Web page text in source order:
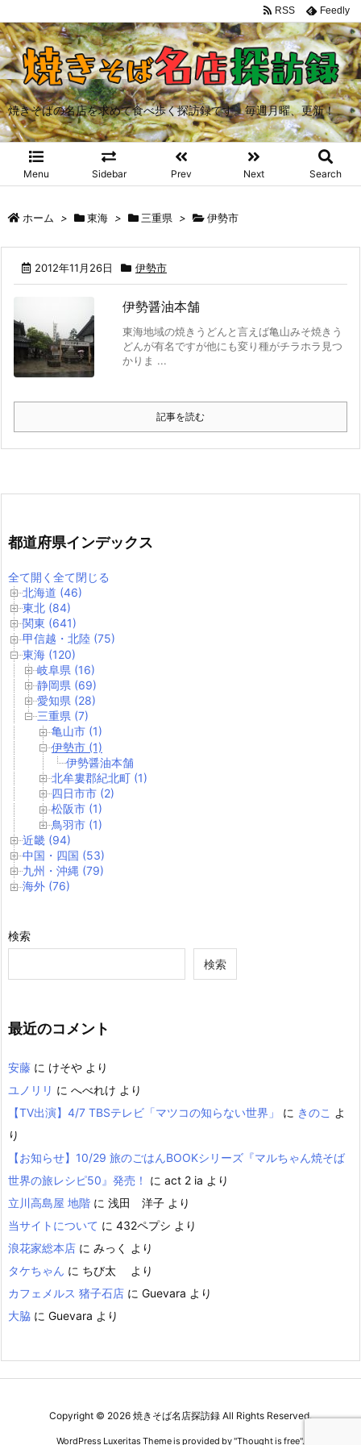
焼きそばの名店を求めて食べ歩く探訪録です。毎週月曜、更新！
Menu Sidebar Prev Next Search
RSS Feedly
ホーム > 東海 > 三重県 > 伊勢市
2012年11月26日 伊勢市
伊勢醤油本舗
東海地域の焼きうどんと言えば亀山みそ焼きう
どんが有名ですが他にも変り種がチラホラ見つ
かりま ...
記事を読む
都道府県インデックス
全て開く 全て閉じる
北海道 (46)
東北 (84)
関東 (641)
甲信越・北陸 (75)
東海 (120)
岐阜県 (16)
静岡県 (69)
愛知県 (28)
三重県 (7)
亀山市 (1)
伊勢市 (1)
伊勢醤油本舗
北牟婁郡紀北町 (1)
四日市市 (2)
松阪市 (1)
鳥羽市 (1)
近畿 (94)
中国・四国 (53)
九州・沖縄 (79)
海外 (76)
検索
検索
最近のコメント
安藤 に けそや より
ユノリリ に へべれけ より
【TV出演】4/7 TBSテレビ「マツコの知らない世界」
に きのこ よ
り
【お知らせ】10/29 旅のごはんBOOKシリーズ『マルちゃん焼そば
世界の旅レシピ50』発売！
に act 2 ia より
立川高島屋 地階 に 浅田 洋子 より
当サイトについて に 432ペプシ より
浪花家総本店 に みっく
より
タケちゃん に ちび太
より
カフェメルス 猪子石店 に Guevara より
大脇 に Guevara より
Copyright © 2026 焼きそば名店探訪録 All Rights Reserved.
WordPress Luxeritas Theme is provided by "Thought is free".